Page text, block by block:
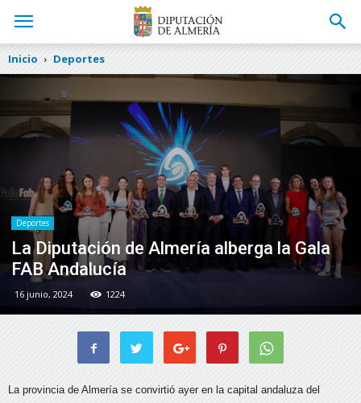
Inicio Deportes
Deportes
La Diputación de Almería alberga la Gala
FAB Andalucía
16 junio, 2024 1224
La provincia de Almería se convirtió ayer en la capital andaluza del